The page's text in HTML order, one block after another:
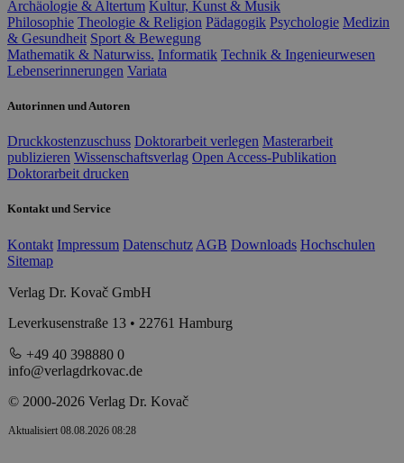
Archäologie & Altertum Kultur, Kunst & Musik
Philosophie Theologie & Religion Pädagogik Psychologie Medizin
& Gesundheit Sport & Bewegung
Mathematik & Naturwiss. Informatik Technik & Ingenieurwesen
Lebenserinnerungen Variata
Autorinnen und Autoren
Druckkostenzuschuss Doktorarbeit verlegen Masterarbeit
publizieren Wissenschaftsverlag Open Access-Publikation
Doktorarbeit drucken
Kontakt und Service
Kontakt Impressum Datenschutz AGB Downloads Hochschulen
Sitemap
Verlag Dr. Kovač GmbH
Leverkusenstraße 13 • 22761 Hamburg
+49 40 398880 0
info@verlagdrkovac.de
© 2000-2026 Verlag Dr. Kovač
Aktualisiert 08.08.2026 08:28